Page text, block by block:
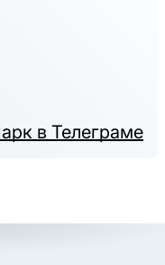
в Телеграме